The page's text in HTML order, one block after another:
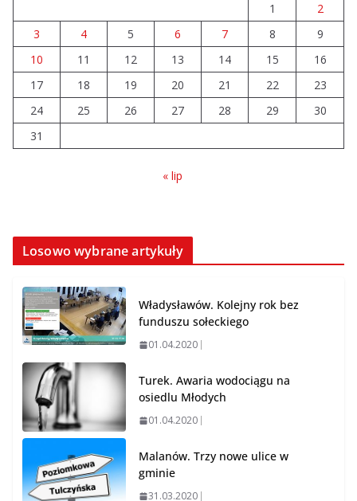
Akademia Sportu rozpoczęła przygotowania do
nowego sezonu
07.08.2026
Nowy samochód zaopatrzeniowy
dla strażaków z Turku
1
2
3
4 5 6 7 8
9
10
11 12 13 14 15
16
17
18 19 20 21 22
23
24
25 26 27 28 29
30
31
« lip
Losowo wybrane artykuły
Władysławów. Kolejny rok bez
funduszu sołeckiego
01.04.2020
Turek. Awaria wodociągu na
osiedlu Młodych
01.04.2020
Malanów. Trzy nowe ulice w
gminie
31.03.2020